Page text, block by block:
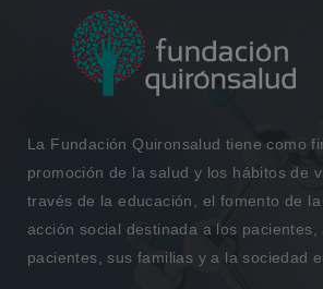
La Fundación Quironsalud tiene como
promoción de la salud y los hábitos de
través de la educación, el fomento de
acción social destinada a los pacientes,
pacientes, sus familias y a la sociedad